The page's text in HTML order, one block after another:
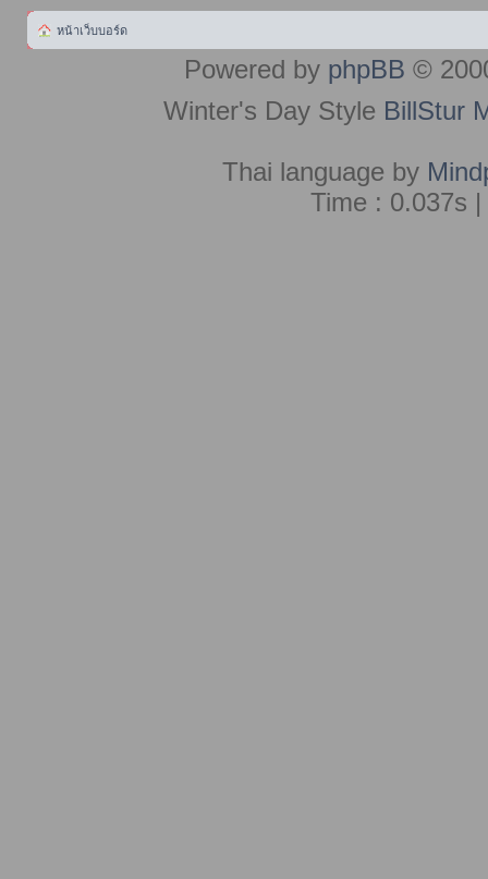
หน้าเว็บบอร์ด
Powered by phpBB ©
Winter's Day Style BillStur
Thai language by
Time : 0.037s